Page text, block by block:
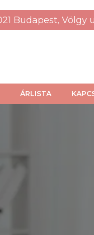
Budapest, Völgy
ÁRLISTA